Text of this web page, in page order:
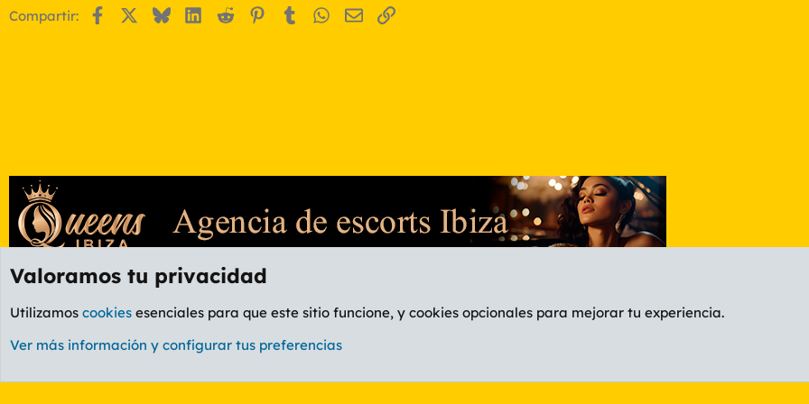
Compartir: FacebookBlueskyLinkedIn
Reddit Pinterest
Tumblr WhatsApp
EmailEnlace
Foro General
Valoramos tu privacidad
Utilizamos cookies esenciales para que este sitio funcione, y cookies opcionales para mejorar tu experiencia.
Ver más información y configurar tus preferencias